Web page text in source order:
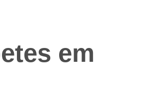
em